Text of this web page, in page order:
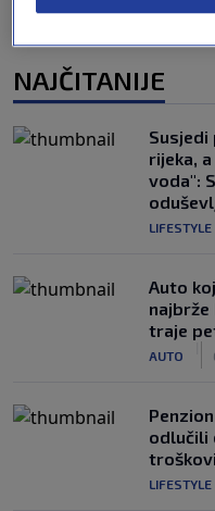
NAJČITANIJE
Susjedi
rijeka,
voda":
LIFESTYLE
Auto
traje
AUTO
odlučili
LIFESTYLE